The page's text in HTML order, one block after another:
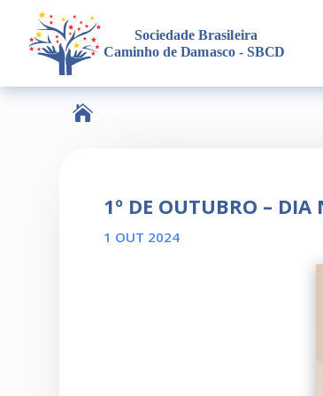

1º DE OUTUBRO –
1 OUT 2024